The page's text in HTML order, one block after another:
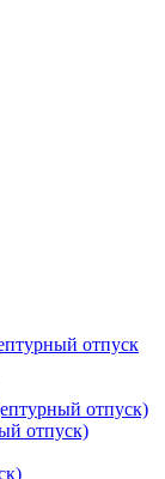
отпуск
отпуск)
отпуск)